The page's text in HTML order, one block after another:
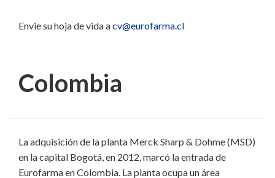
Envie su hoja de vida acv@eurofarma.cl
Colombia
La adquisición de la planta Merck Sharp & Dohme (MSD)
en la capital Bogotá, en 2012, marcó la entrada de
Eurofarma en Colombia. La planta ocupa un área